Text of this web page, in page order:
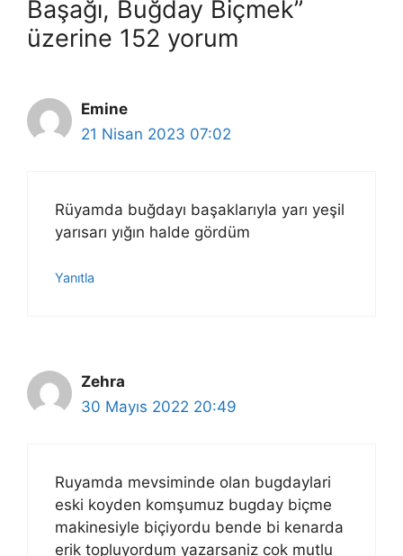
Başağı, Buğday Biçmek”
üzerine 152 yorum
Emine
21 Nisan 2023 07:02
Rüyamda buğdayı başaklarıyla yarı yeşil
yarısarı yığın halde gördüm
Yanıtla
Zehra
30 Mayıs 2022 20:49
Ruyamda mevsiminde olan bugdaylari
eski koyden komşumuz bugday biçme
makinesiyle biçiyordu bende bi kenarda
erik topluyordum yazarsaniz cok mutlu